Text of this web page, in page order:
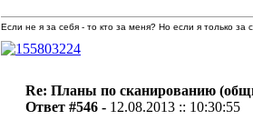
Если не я за себя - то кто за меня? Но если я только
Re: Планы по сканированию
Ответ #546 - 12.08.2013 :: 10:30:55